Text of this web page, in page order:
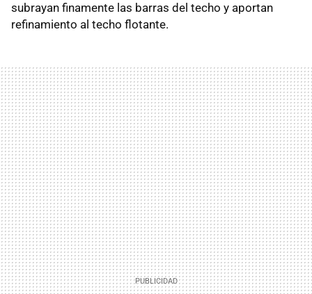
subrayan finamente las barras del techo y aportan
refinamiento al techo flotante.